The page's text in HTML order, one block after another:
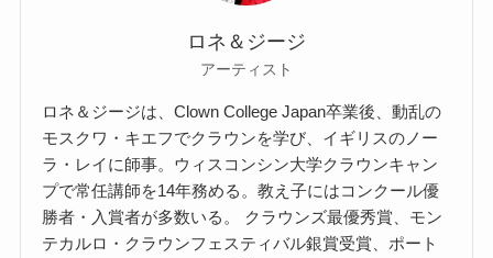
ロネ＆ジージ
アーティスト
ロネ＆ジージは、Clown College Japan卒業後、動乱の
モスクワ・キエフでクラウンを学び、イギリスのノー
ラ・レイに師事。ウィスコンシン大学クラウンキャン
プで常任講師を14年務める。教え子にはコンクール優
勝者・入賞者が多数いる。 クラウンズ最優秀賞、モン
テカルロ・クラウンフェスティバル銀賞受賞、ポート